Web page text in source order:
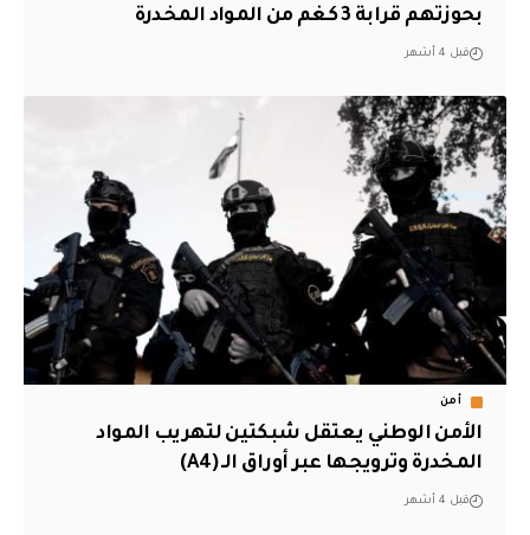
بحوزتهم قرابة 3 كغم من المواد المخدرة
قبل 4 أشهر
أمن
الأمن الوطني يعتقل شبكتين لتهريب المواد
المخدرة وترويجها عبر أوراق الـ (A4)
قبل 4 أشهر